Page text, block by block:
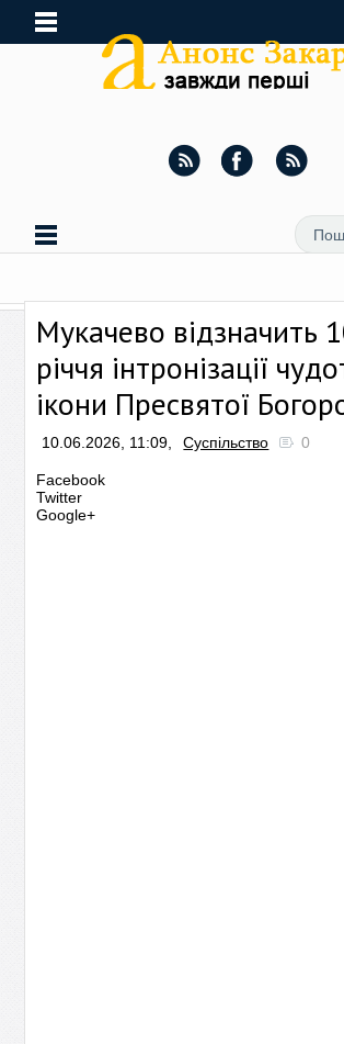
Мукачево відзначить
річчя інтронізації
ікони Пресвятої
10.06.2026, 11:09, Суспільство 0
Facebook
Twitter
Google+